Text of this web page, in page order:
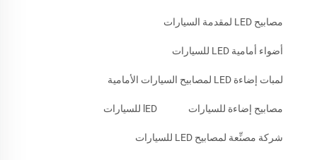
مصابيح LED لمقدمة السيارات
أضواء أمامية LED للسيارات
لمبات إضاءة LED لمصابيح السيارات الأمامية
مصابيح إضاءة للسيارات lED للسيارات
شركة مصنِّعة لمصابيح LED للسيارات